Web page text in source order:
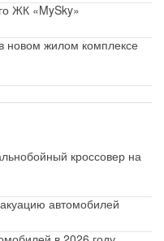
ЖК «MySky»
новом жилом комплексе
кроссовер на
автомобилей